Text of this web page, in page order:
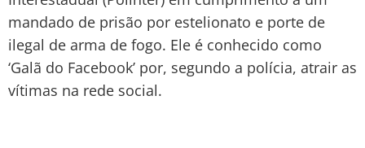
mandado de prisão por estelionato e porte de
ilegal de arma de fogo. Ele é conhecido como
‘Galã do Facebook’ por, segundo a polícia, atrair as
vítimas na rede social.